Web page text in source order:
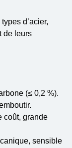
d’acier,
de leurs
(≤ 0,2 %).
coût, grande
sensible